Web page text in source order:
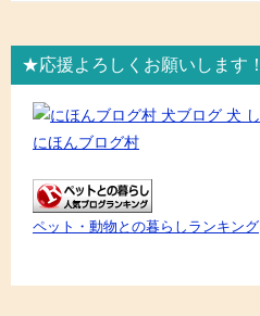
★応援よろしくお願いします！
にほんブログ村
ペット・動物との暮らしランキング